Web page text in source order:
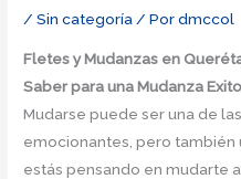
/Sin categoría/ Pordmccol
Fletes y Mudanzas en
Saber para una Mudanza
Mudarse puede ser una de
emocionantes, pero también
estás pensando en mudarte